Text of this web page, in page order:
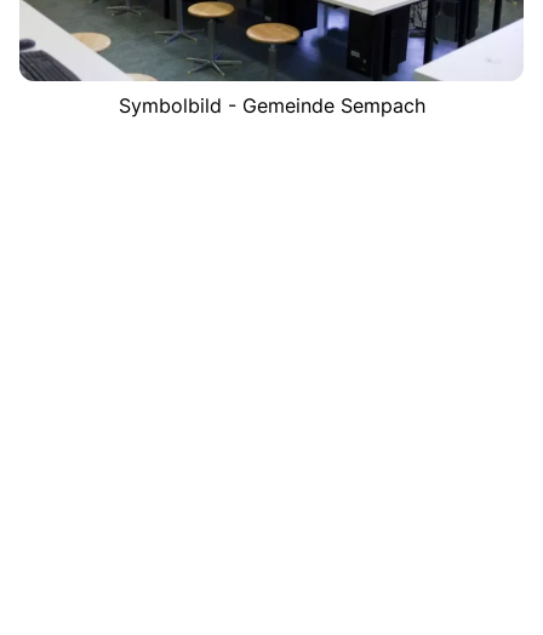
Symbolbild - Gemeinde Sempach